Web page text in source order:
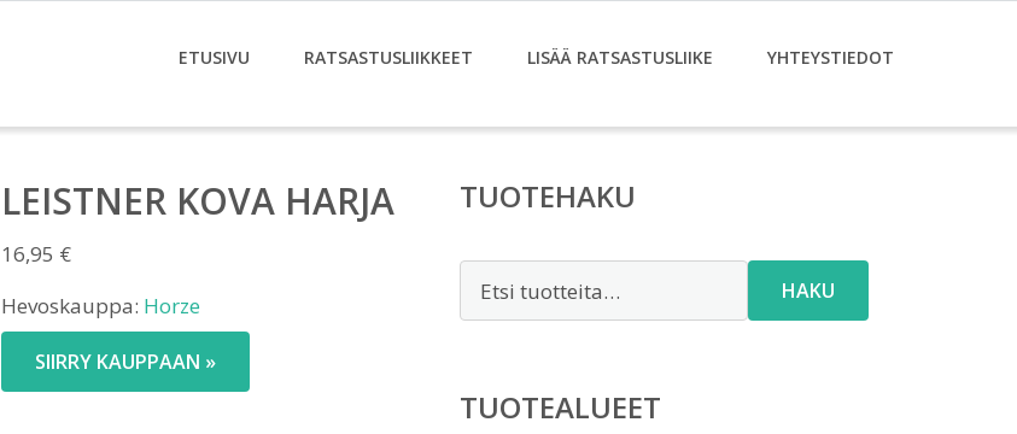
ETUSIVU RATSASTUSLIIKKEET LISÄÄ RATSASTUSLIIKE YHTEYSTIEDOT
LEISTNER KOVA HARJA
16,95 €
Hevoskauppa: Horze
SIIRRY KAUPPAAN »
TUOTEHAKU
HAKU
TUOTEALUEET